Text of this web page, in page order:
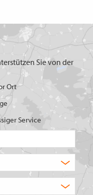
Sie von der
Ort
Service